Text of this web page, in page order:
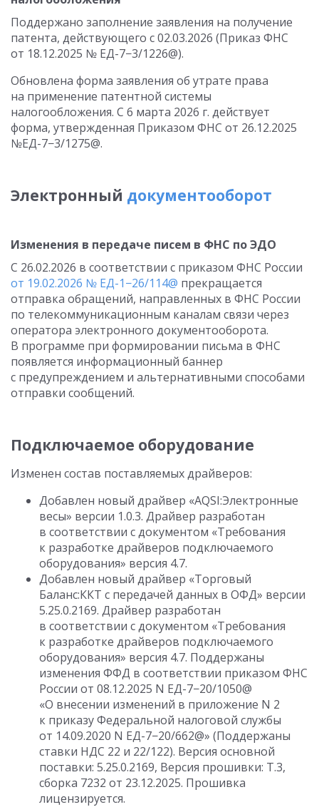
Поддержано заполнение заявления на получение
патента, действующего с 02.03.2026 (Приказ ФНС
от 18.12.2025 № ЕД-7−3/1226@).
Обновлена форма заявления об утрате права
на применение патентной системы
налогообложения. С 6 марта 2026 г. действует
форма, утвержденная Приказом ФНС от 26.12.2025
№ЕД-7−3/1275@.
Электронный документооборот
Изменения в передаче писем в ФНС по ЭДО
С 26.02.2026 в соответствии с приказом ФНС России
от 19.02.2026 № ЕД-1−26/114@ прекращается
отправка обращений, направленных в ФНС России
по телекоммуникационным каналам связи через
оператора электронного документооборота.
В программе при формировании письма в ФНС
появляется информационный баннер
с предупреждением и альтернативными способами
отправки сообщений.
Подключаемое оборудование
Изменен состав поставляемых драйверов:
Добавлен новый драйвер «AQSI:Электронные
весы» версии 1.0.3. Драйвер разработан
в соответствии с документом «Требования
к разработке драйверов подключаемого
оборудования» версия 4.7.
Добавлен новый драйвер «Торговый
Баланс:ККТ с передачей данных в ОФД» версии
5.25.0.2169. Драйвер разработан
в соответствии с документом «Требования
к разработке драйверов подключаемого
оборудования» версия 4.7. Поддержаны
изменения ФФД в соответствии приказом ФНС
России от 08.12.2025 N ЕД-7−20/1050@
«О внесении изменений в приложение N 2
к приказу Федеральной налоговой службы
от 14.09.2020 N ЕД-7−20/662@» (Поддержаны
ставки НДС 22 и 22/122). Версия основной
поставки: 5.25.0.2169, Версия прошивки: T.3,
сборка 7232 от 23.12.2025. Прошивка
лицензируется.